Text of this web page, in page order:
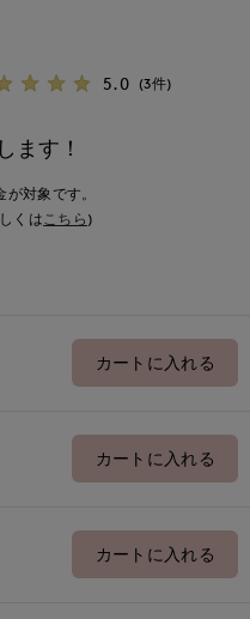
5.0 (3件)
ます！
対象です。
くはこちら )
カートに入れる
カートに入れる
カートに入れる